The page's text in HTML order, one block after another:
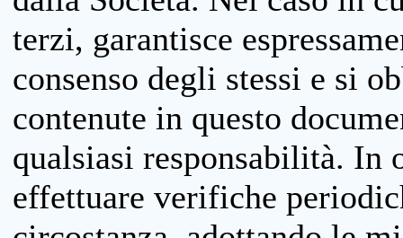
terzi, garantisce
consenso degli stessi e si
contenute in questo
qualsiasi responsabilità. In
effettuare verifiche